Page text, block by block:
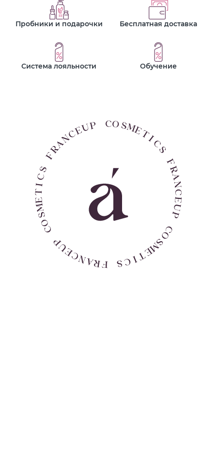
Пробники и подарочки Бесплатная доставка
Система лояльности Обучение